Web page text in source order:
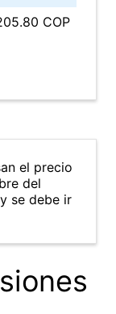
COP
el precio
del
se debe ir